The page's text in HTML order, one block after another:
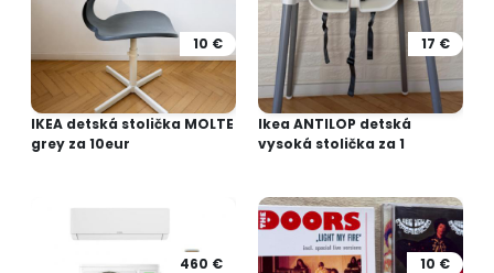
10 €
IKEA detská stolička MOLTE
grey za 10eur
17 €
Ikea ANTILOP detská
vysoká stolička za 1
460 € 10 €